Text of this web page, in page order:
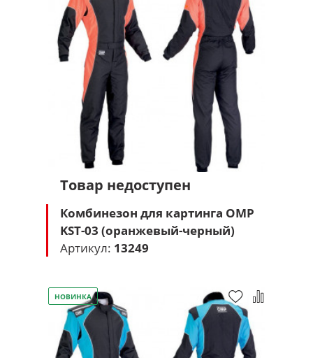
Товар недоступен
Комбинезон для картинга OMP
KST-03 (оранжевый-черный)
Артикул: 13249
НОВИНКА